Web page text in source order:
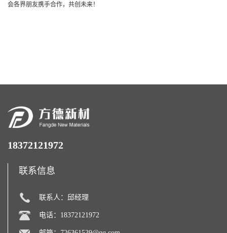
会各界朋友携手合作，共创未来！
18372121972
联系信息
联系人：邱经理
电话：18372121972